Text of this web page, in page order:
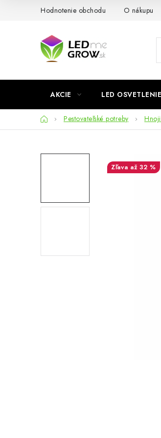
Hodnotenie obchodu O nákupu
AKCIE LED
DomovPestovateľské potreby
až 32 %